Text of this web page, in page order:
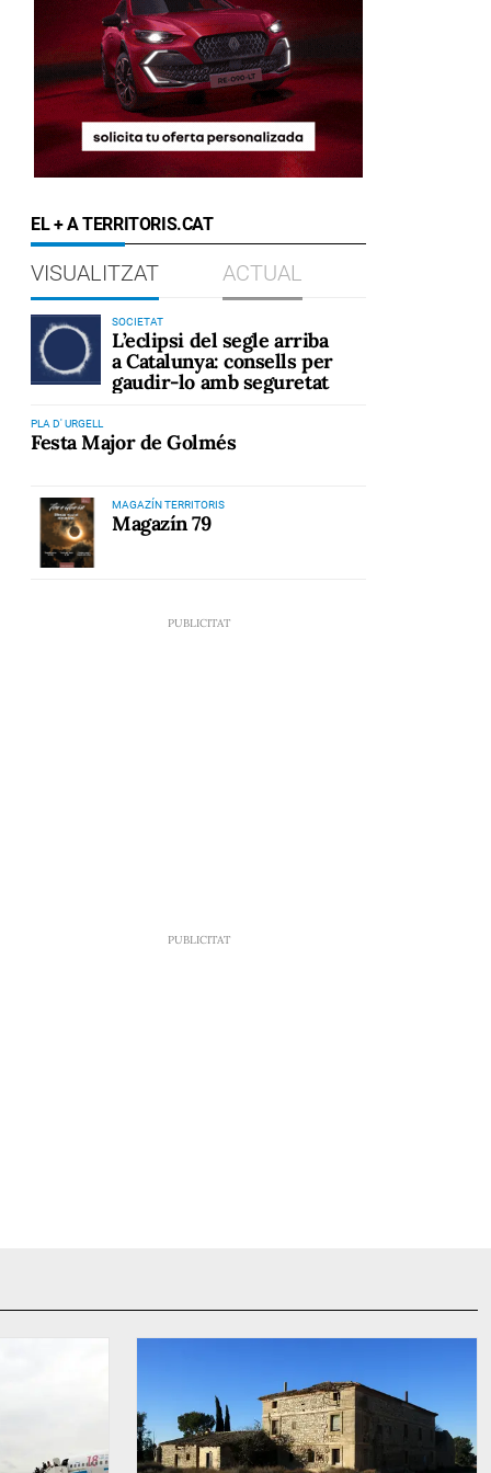
EL + A TERRITORIS.CAT
VISUALITZAT ACTUAL
SOCIETAT
L’eclipsi del segle arriba
a Catalunya: consells per
gaudir-lo amb seguretat
PLA D' URGELL
Festa Major de Golmés
MAGAZÍN TERRITORIS
Magazín 79